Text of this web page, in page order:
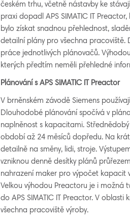
českém trhu, včetně nástavby ke
praxi dopadl APS SIMATIC IT
bylo získat snadnou přehlednost,
detailní plány pro všechna pracoviště.
práce jednotlivých plánovačů.
kterých předtím neměli přehledné
Plánování s APS SIMATIC IT Preactor
V brněnském závodě Siemens
Dlouhodobé plánování spočívá v
naplněnost s kapacitami.
období až 24 měsíců dopředu. Na
detailně na směny, lidi, stroje.
vzniknou denně desítky plánů
nahrazení maker pro výpočet kapacit
Velkou výhodou Preactoru je i
do APS SIMATIC IT Preactor. V
všechna pracoviště výroby.